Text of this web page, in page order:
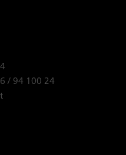
/ 94 100 24